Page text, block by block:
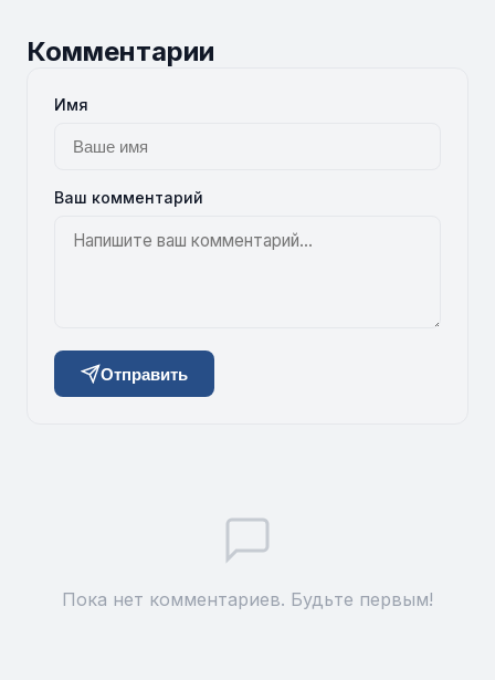
Комментарии
Имя
Ваш комментарий
Отправить
Пока нет комментариев. Будьте первым!